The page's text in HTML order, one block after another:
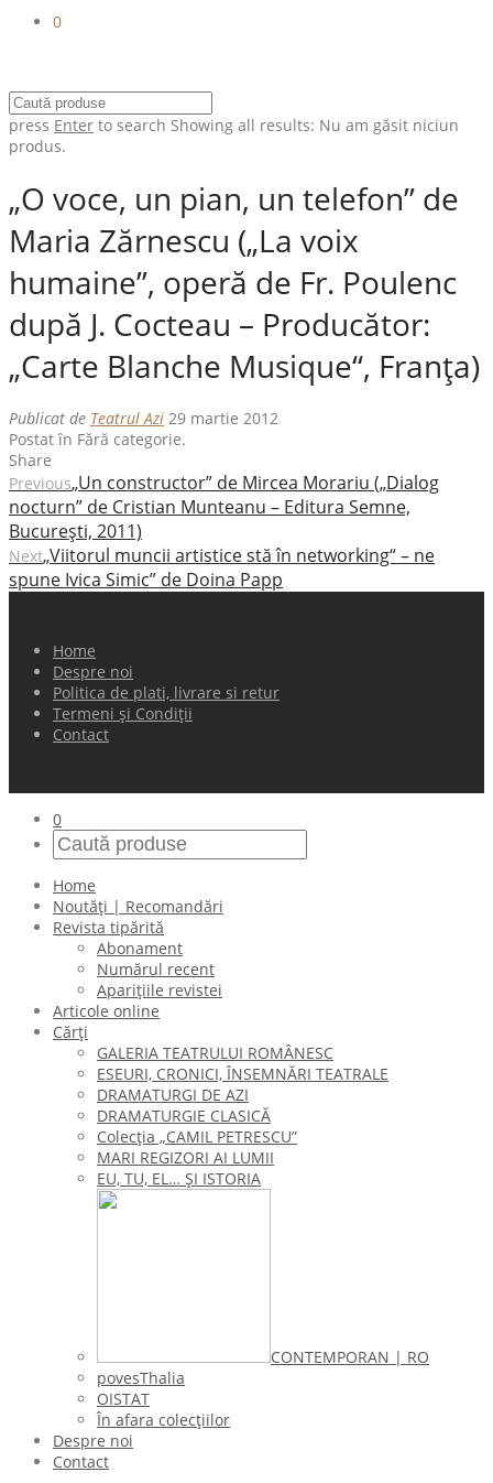
0
press Enter to search Showing all results: Nu am găsit niciun
produs.
„O voce, un pian, un telefon” de
Maria Zărnescu („La voix
humaine”, operă de Fr. Poulenc
după J. Cocteau – Producător:
„Carte Blanche Musique“, Franţa)
Publicat de Teatrul Azi 29 martie 2012
Postat în Fără categorie.
Share
Previous„Un constructor” de Mircea Morariu („Dialog
nocturn” de Cristian Munteanu – Editura Semne,
Bucureşti, 2011)
Next„Viitorul muncii artistice stă în networking“ – ne
spune Ivica Simic” de Doina Papp
Home
Despre noi
Politica de plati, livrare si retur
Termeni și Condiții
Contact
0
Home
Noutăți | Recomandări
Revista tipărită
Abonament
Numărul recent
Aparițiile revistei
Articole online
Cărți
GALERIA TEATRULUI ROMÂNESC
ESEURI, CRONICI, ÎNSEMNĂRI TEATRALE
DRAMATURGI DE AZI
DRAMATURGIE CLASICĂ
Colecţia „CAMIL PETRESCU”
MARI REGIZORI AI LUMII
EU, TU, EL… ŞI ISTORIA
CONTEMPORAN | RO
povesThalia
OISTAT
În afara colecţiilor
Despre noi
Contact